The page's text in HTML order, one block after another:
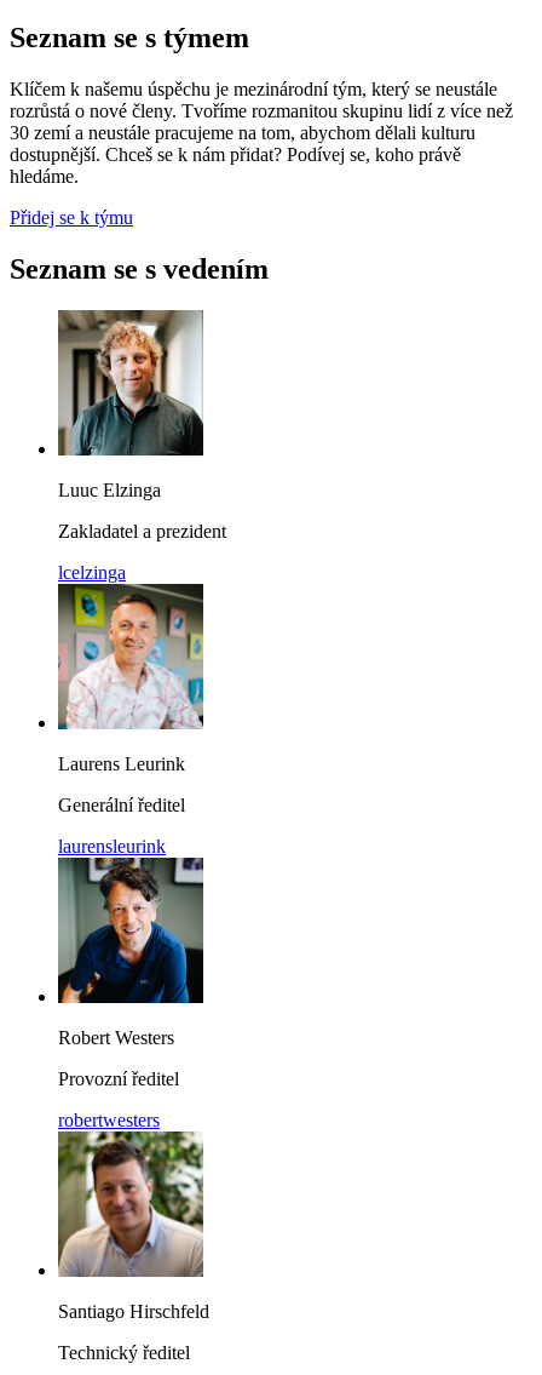
Seznam se s týmem
Klíčem k našemu úspěchu je mezinárodní tým, který se neustále
rozrůstá o nové členy. Tvoříme rozmanitou skupinu lidí z více než
30 zemí a neustále pracujeme na tom, abychom dělali kulturu
dostupnější. Chceš se k nám přidat? Podívej se, koho právě
hledáme.
Přidej se k týmu
Seznam se s vedením
Luuc Elzinga
Zakladatel a prezident
lcelzinga
Laurens Leurink
Generální ředitel
laurensleurink
Robert Westers
Provozní ředitel
robertwesters
Santiago Hirschfeld
Technický ředitel